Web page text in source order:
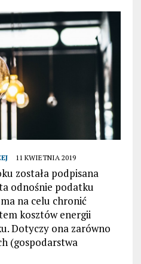
11 KWIETNIA 2019
została podpisana
odnośnie podatku
na celu chronić
kosztów energii
Dotyczy ona zarówno
(gospodarstwa